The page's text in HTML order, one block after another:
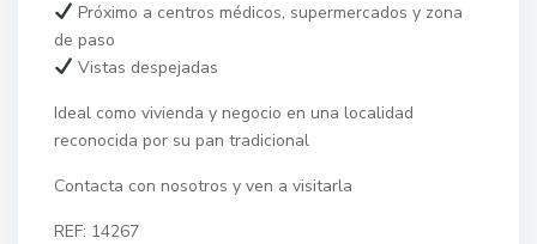
Próximo a centros médicos, supermercados y zona
de paso
Vistas despejadas
Ideal como vivienda y negocio en una localidad
reconocida por su pan tradicional
Contacta con nosotros y ven a visitarla
REF: 14267